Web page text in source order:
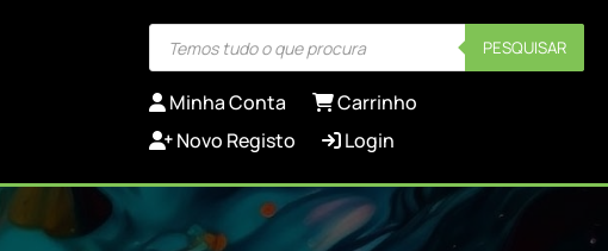
Products
search PESQUISAR
Minha Conta
Carrinho
Novo Registo
Login